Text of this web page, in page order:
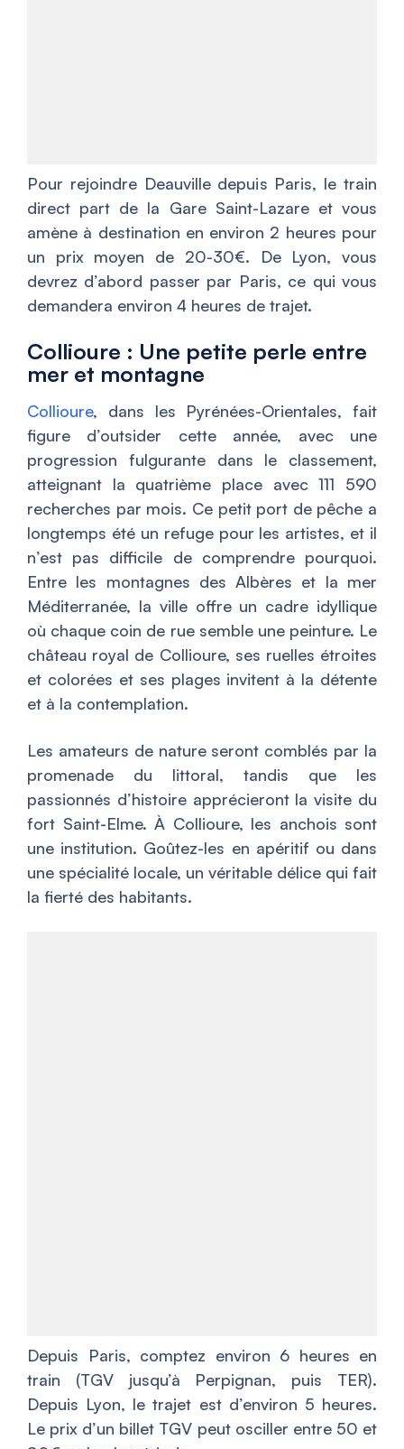
Pour rejoindre Deauville depuis Paris, le train
direct part de la Gare Saint-Lazare et vous
amène à destination en environ 2 heures pour
un prix moyen de 20-30€. De Lyon, vous
devrez d’abord passer par Paris, ce qui vous
demandera environ 4 heures de trajet.
Collioure : Une petite perle entre
mer et montagne
Collioure, dans les Pyrénées-Orientales, fait
figure d’outsider cette année, avec une
progression fulgurante dans le classement,
atteignant la quatrième place avec 111 590
recherches par mois. Ce petit port de pêche a
longtemps été un refuge pour les artistes, et il
n’est pas difficile de comprendre pourquoi.
Entre les montagnes des Albères et la mer
Méditerranée, la ville offre un cadre idyllique
où chaque coin de rue semble une peinture. Le
château royal de Collioure, ses ruelles étroites
et colorées et ses plages invitent à la détente
et à la contemplation.
Les amateurs de nature seront comblés par la
promenade du littoral, tandis que les
passionnés d’histoire apprécieront la visite du
fort Saint-Elme. À Collioure, les anchois sont
une institution. Goûtez-les en apéritif ou dans
une spécialité locale, un véritable délice qui fait
la fierté des habitants.
Depuis Paris, comptez environ 6 heures en
train (TGV jusqu’à Perpignan, puis TER).
Depuis Lyon, le trajet est d’environ 5 heures.
Le prix d’un billet TGV peut osciller entre 50 et